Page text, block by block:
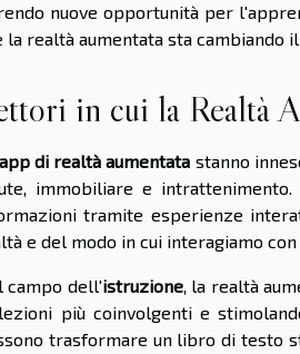
nuove opportunità per
la realtà aumentata sta cambiando
in cui la Realtà
app di realtà aumentata stanno
immobiliare e
tramite esperienze
e del modo in cui interagiamo con
campo dell'istruzione, la realtà
più coinvolgenti e
trasformare un libro di testo